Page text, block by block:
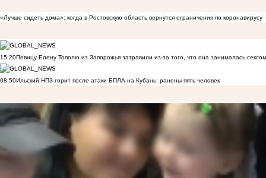
«Лучше сидеть дома»: когда в Ростовскую область вернутся ограничения по коронавирусу
15:20Певицу Елену Тополю из Запорожья затравили из-за того, что она занималась
08:50Ильский НПЗ горит после атаки БПЛА на Кубань: ранены пять человек